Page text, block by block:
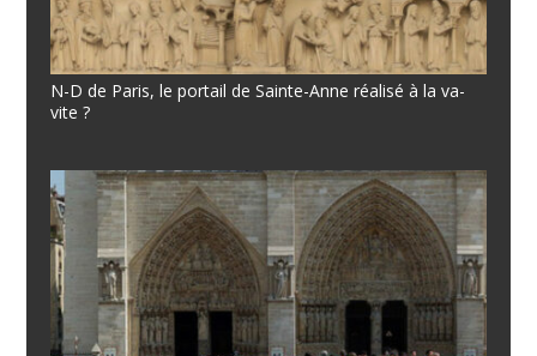
N-D de Paris, le portail de Sainte-Anne réalisé à la va-
vite ?